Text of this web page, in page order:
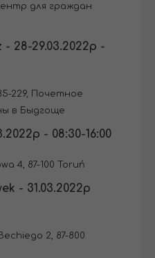
для граждан
28-29.03.2022р -
229, Почетное
в Быдгоще
- 08:30-16:00
4, 87-100 Toruń
- 31.03.2022р
2, 87-800